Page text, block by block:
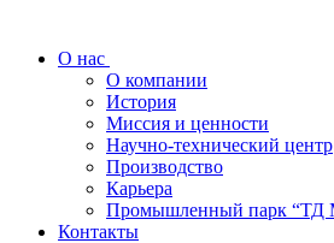
О нас
О компании
История
Миссия и ценности
Научно-технический центр
Производство
Карьера
Промышленный парк “ТД
Контакты